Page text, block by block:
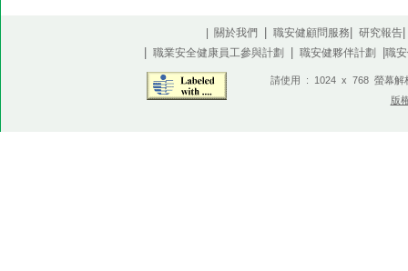
| 關於我們| 職安健顧問服務 研究報告
職業安全健康員工參與計劃 職安健夥伴計劃 職
請使用 : 1024 x 768 螢幕解
版